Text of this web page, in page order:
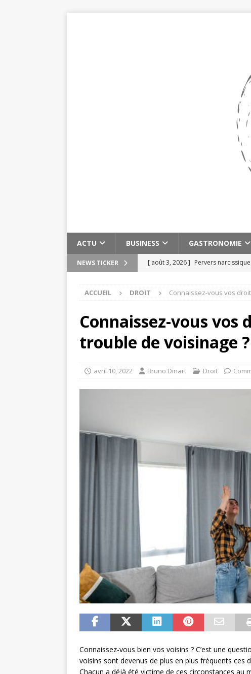
ACTU BUSINESS GASTRONOMIE
NEWS TICKER [ août 3, 2026 ] Pervers
Maroc
ACTU
Meilleure saison
[ juillet 30, 2026 ] 15 exercices
Planifier un voyage
ACCUEIL DROIT Connaissez-vous vos
Connaissez-vous
trouble de voisinage ?
avril 10, 2022 Bruno Dinart Droit
Connaissez-vous bien vos voisins ? C’est une
voisins sont devenus de plus en plus fréquents ces
Chacun a déjà été victime de ces circonstances au